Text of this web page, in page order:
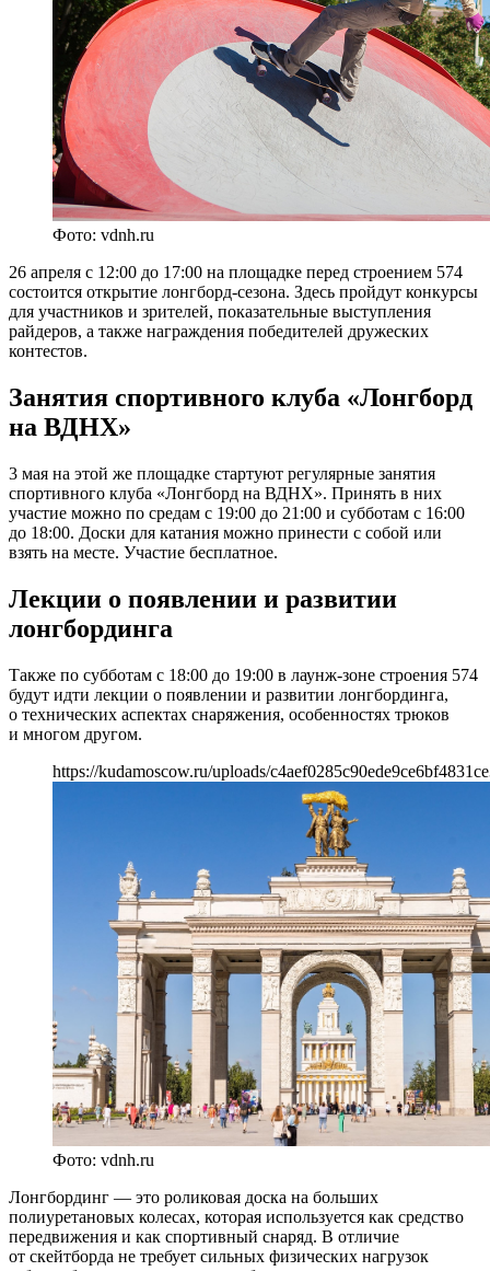
Фото: vdnh.ru
26 апреля с 12:00 до 17:00 на площадке перед строением 574
состоится открытие лонгборд-сезона. Здесь пройдут конкурсы
для участников и зрителей, показательные выступления
райдеров, а также награждения победителей дружеских
контестов.
Занятия спортивного клуба «Лонгборд
на ВДНХ»
3 мая на этой же площадке стартуют регулярные занятия
спортивного клуба «Лонгборд на ВДНХ». Принять в них
участие можно по средам с 19:00 до 21:00 и субботам с 16:00
до 18:00. Доски для катания можно принести с собой или
взять на месте. Участие бесплатное.
Лекции о появлении и развитии
лонгбординга
Также по субботам с 18:00 до 19:00 в лаунж-зоне строения 574
будут идти лекции о появлении и развитии лонгбординга,
о технических аспектах снаряжения, особенностях трюков
и многом другом.
https://kudamoscow.ru/uploads/
Фото: vdnh.ru
Лонгбординг ― это роликовая доска на больших
полиуретановых колесах, которая используется как средство
передвижения и как спортивный снаряд. В отличие
от скейтборда не требует сильных физических нагрузок